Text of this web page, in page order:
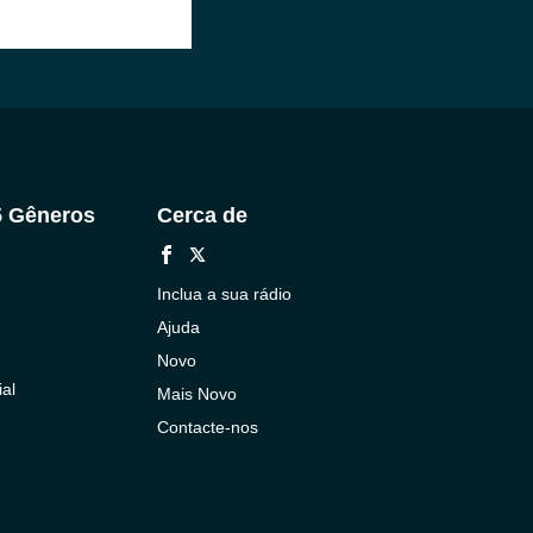
Gêneros Cerca de
Inclua a sua rádio
Ajuda
Novo
Mais Novo
Contacte-nos